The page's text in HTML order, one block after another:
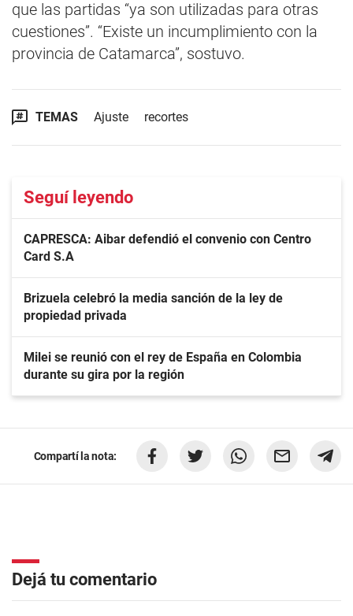
que las partidas “ya son utilizadas para otras
cuestiones”. “Existe un incumplimiento con la
provincia de Catamarca”, sostuvo.
TEMAS Ajuste recortes
Seguí leyendo
CAPRESCA: Aibar defendió el convenio con Centro
Card S.A
Brizuela celebró la media sanción de la ley de
propiedad privada
Milei se reunió con el rey de España en Colombia
durante su gira por la región
Compartí la nota:
Dejá tu comentario